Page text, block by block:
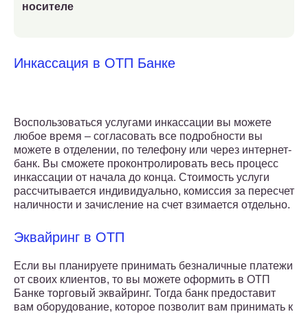
носителе
Инкассация в ОТП Банке
Воспользоваться услугами инкассации вы можете
любое время – согласовать все подробности вы
можете в отделении, по телефону или через интернет-
банк. Вы сможете проконтролировать весь процесс
инкассации от начала до конца. Стоимость услуги
рассчитывается индивидуально, комиссия за пересчет
наличности и зачисление на счет взимается отдельно.
Эквайринг в ОТП
Если вы планируете принимать безналичные платежи
от своих клиентов, то вы можете оформить в ОТП
Банке торговый эквайринг. Тогда банк предоставит
вам оборудование, которое позволит вам принимать к